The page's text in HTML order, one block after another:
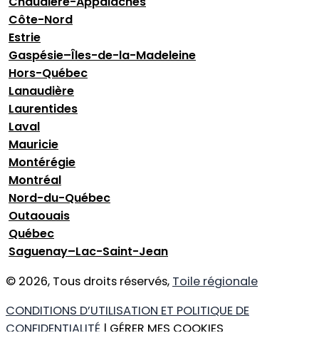
Côte-Nord
Estrie
Gaspésie–Îles-de-la-Madeleine
Hors-Québec
Lanaudière
Laurentides
Laval
Mauricie
Montérégie
Montréal
Nord-du-Québec
Outaouais
Québec
Saguenay–Lac-Saint-Jean
© 2026, Tous droits réservés, Toile régionale
CONDITIONS D’UTILISATION ET POLITIQUE DE
CONFIDENTIALITÉ | GÉRER MES COOKIES